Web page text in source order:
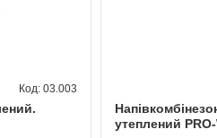
03.003
утеплений